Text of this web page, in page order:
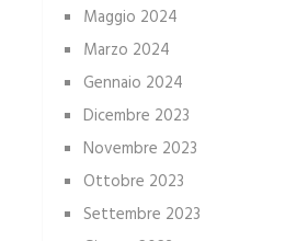
Maggio 2024
Marzo 2024
Gennaio 2024
Dicembre 2023
Novembre 2023
Ottobre 2023
Settembre 2023